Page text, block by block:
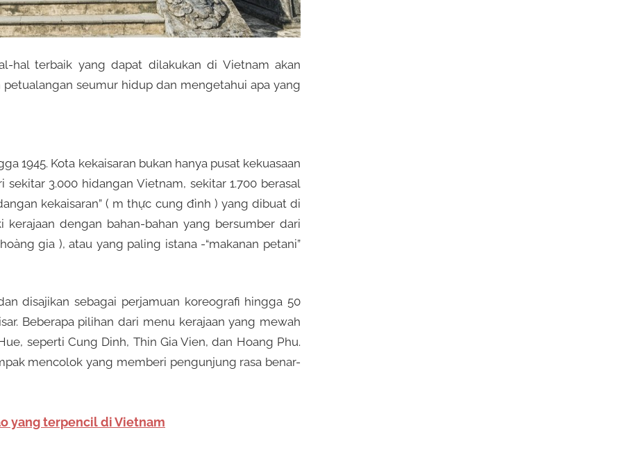
hal terbaik yang dapat dilakukan di Vietnam akan
seumur hidup dan mengetahui apa yang
1945. Kota kekaisaran bukan hanya pusat kekuasaan
3.000 hidangan Vietnam, sekitar 1.700 berasal
kekaisaran” ( m thực cung đình ) yang dibuat di
dengan bahan-bahan yang bersumber dari
gia ), atau yang paling istana -“makanan petani”
disajikan sebagai perjamuan koreografi hingga 50
Beberapa pilihan dari menu kerajaan yang mewah
seperti Cung Dinh, Thin Gia Vien, dan Hoang Phu.
mencolok yang memberi pengunjung rasa benar-
yang terpencil di Vietnam